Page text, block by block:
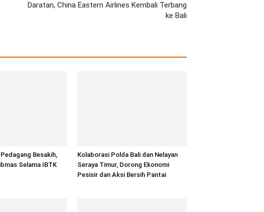
Daratan, China Eastern Airlines Kembali Terbang
ke Bali
Besakih,
Selama IBTK
Kolaborasi Polda Bali dan Nelayan
Seraya Timur, Dorong Ekonomi
Pesisir dan Aksi Bersih Pantai